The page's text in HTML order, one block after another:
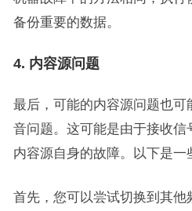
备份重要的数据。
4. 内容源问题
最后，可能的内容源问题也可
音问题。这可能是由于接收
内容源自身的故障。以下是一
首先，您可以尝试切换到其他